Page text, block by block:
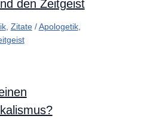
den Zeitgeist
, Zitate/Apologetik,